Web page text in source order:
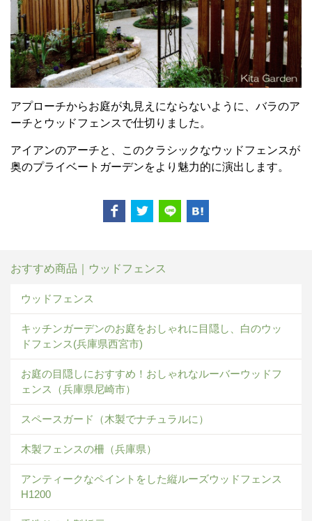
アプローチからお庭が丸見えにならないように、バラのア
ーチとウッドフェンスで仕切りました。
アイアンのアーチと、このクラシックなウッドフェンスが
奥のプライベートガーデンをより魅力的に演出します。
おすすめ商品｜ウッドフェンス
ウッドフェンス
キッチンガーデンのお庭をおしゃれに目隠し、白のウッ
ドフェンス(兵庫県西宮市)
お庭の目隠しにおすすめ！おしゃれなルーバーウッドフ
ェンス（兵庫県尼崎市）
スペースガード（木製でナチュラルに）
木製フェンスの柵（兵庫県）
アンティークなペイントをした縦ルーズウッドフェンス
H1200